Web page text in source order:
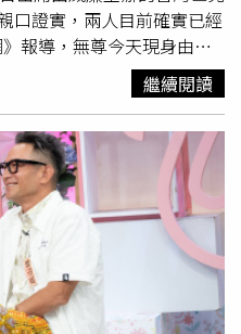
口證實，兩人目前確實已經
報導，無尊今天現身由威
聯賽時，被媒體問到是否有
目前感情是否還在進行式
才低調表示，「現在就覺
得冷靜這樣也蠻好。」接
喜暫時分開，進入冷靜期，
來。」他透露，這次是由阿
時間與空間，重新整理這段
得相當平靜，表示最近會讓
打匹克球，希望透過運動轉
，會比較放鬆。」今天也特
繼續閱讀